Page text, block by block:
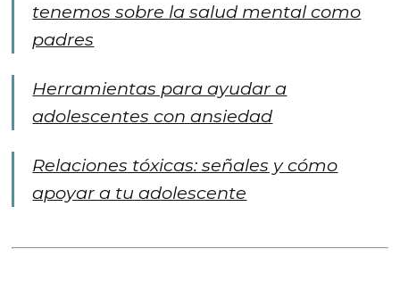
tenemos sobre la salud mental como
padres
Herramientas para ayudar a
adolescentes con ansiedad
Relaciones tóxicas: señales y cómo
apoyar a tu adolescente